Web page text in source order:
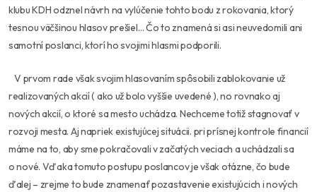
klubu KDH odznel návrh na vylúčenie tohto bodu z rokovania, ktorý
tesnou väčšinou hlasov prešiel… Čo to znamená si asi neuvedomili ani
samotní poslanci, ktorí ho svojimi hlasmi podporili.
V prvom rade však svojim hlasovaním spôsobili zablokovanie už
realizovaných akcií ( ako už bolo vyššie uvedené ), no rovnako aj
nových akcií, o ktoré sa mesto uchádza. Nechceme totiž stagnovať v
rozvoji mesta. Aj napriek existujúcej situácii. pri prísnej kontrole financií
máme na to, aby sme pokračovali v začatých veciach a uchádzali sa
o nové. Vďaka tomuto postupu poslancov je však otázne, čo bude
ďalej – zrejme to bude znamenať pozastavenie existujúcich i nových